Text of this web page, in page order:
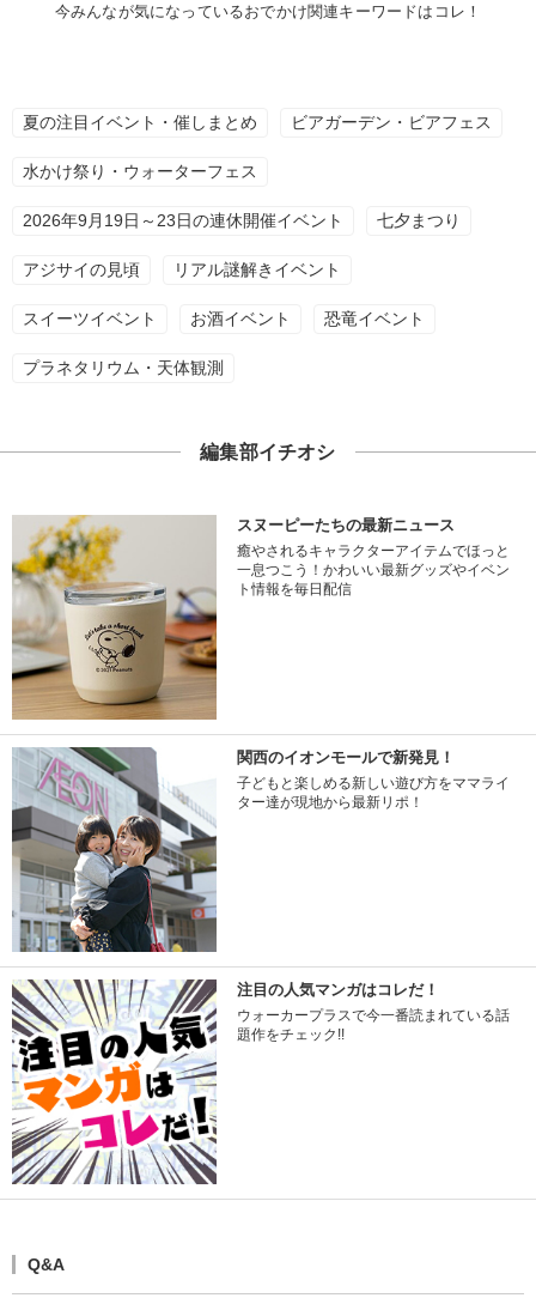
今みんなが気になっているおでかけ関連キーワードはコレ！
夏の注目イベント・催しまとめ ビアガーデン・ビアフェス
水かけ祭り・ウォーターフェス
2026年9月19日～23日の連休開催イベント 七夕まつり
アジサイの見頃 リアル謎解きイベント
スイーツイベント お酒イベント 恐竜イベント
プラネタリウム・天体観測
編集部イチオシ
スヌーピーたちの最新ニュース
癒やされるキャラクターアイテムでほっと
一息つこう！かわいい最新グッズやイベン
ト情報を毎日配信
関西のイオンモールで新発見！
子どもと楽しめる新しい遊び方をママライ
ター達が現地から最新リポ！
注目の人気マンガはコレだ！
ウォーカープラスで今一番読まれている話
題作をチェック!!
Q&A